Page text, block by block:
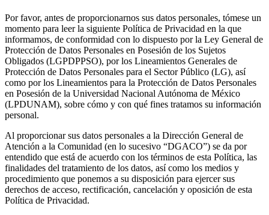
Por favor, antes de proporcionarnos sus datos personales, tómese un
momento para leer la siguiente Política de Privacidad en la que
informamos, de conformidad con lo dispuesto por la Ley General de
Protección de Datos Personales en Posesión de los Sujetos
Obligados (LGPDPPSO), por los Lineamientos Generales de
Protección de Datos Personales para el Sector Público (LG), así
como por los Lineamientos para la Protección de Datos Personales
en Posesión de la Universidad Nacional Autónoma de México
(LPDUNAM), sobre cómo y con qué fines tratamos su información
personal.
Al proporcionar sus datos personales a la Dirección General de
Atención a la Comunidad (en lo sucesivo “DGACO”) se da por
entendido que está de acuerdo con los términos de esta Política, las
finalidades del tratamiento de los datos, así como los medios y
procedimiento que ponemos a su disposición para ejercer sus
derechos de acceso, rectificación, cancelación y oposición de esta
Política de Privacidad.